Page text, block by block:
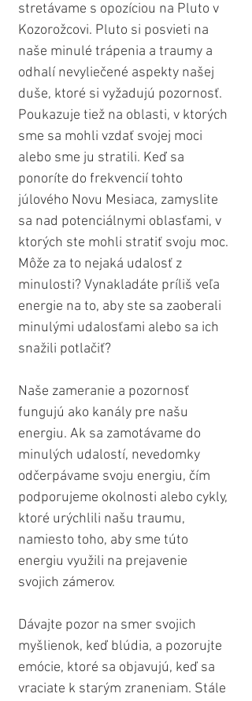
stretávame s opozíciou na Pluto v
Kozorožcovi. Pluto si posvieti na
naše minulé trápenia a traumy a
odhalí nevyliečené aspekty našej
duše, ktoré si vyžadujú pozornosť.
Poukazuje tiež na oblasti, v ktorých
sme sa mohli vzdať svojej moci
alebo sme ju stratili. Keď sa
ponoríte do frekvencií tohto
júlového Novu Mesiaca, zamyslite
sa nad potenciálnymi oblasťami, v
ktorých ste mohli stratiť svoju moc.
Môže za to nejaká udalosť z
minulosti? Vynakladáte príliš veľa
energie na to, aby ste sa zaoberali
minulými udalosťami alebo sa ich
snažili potlačiť?
Naše zameranie a pozornosť
fungujú ako kanály pre našu
energiu. Ak sa zamotávame do
minulých udalostí, nevedomky
odčerpávame svoju energiu, čím
podporujeme okolnosti alebo cykly,
ktoré urýchlili našu traumu,
namiesto toho, aby sme túto
energiu využili na prejavenie
svojich zámerov.
Dávajte pozor na smer svojich
myšlienok, keď blúdia, a pozorujte
emócie, ktoré sa objavujú, keď sa
vraciate k starým zraneniam. Stále